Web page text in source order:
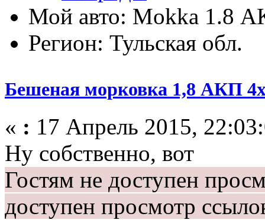
Мой авто: Mokka 1.8
Регион: Тульская обл.
Бешеная морковка 1,8 АКП
« : 17 Апрель 2015,
Ну собственно, вот
Гостям не доступен
доступен просмотр